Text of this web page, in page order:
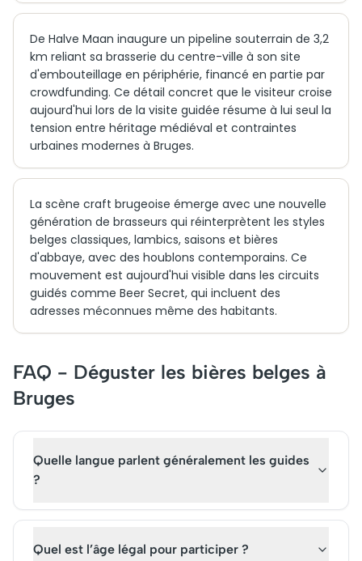
De Halve Maan inaugure un pipeline souterrain de 3,2
km reliant sa brasserie du centre-ville à son site
d'embouteillage en périphérie, financé en partie par
crowdfunding. Ce détail concret que le visiteur croise
aujourd'hui lors de la visite guidée résume à lui seul la
tension entre héritage médiéval et contraintes
urbaines modernes à Bruges.
La scène craft brugeoise émerge avec une nouvelle
génération de brasseurs qui réinterprètent les styles
belges classiques, lambics, saisons et bières
d'abbaye, avec des houblons contemporains. Ce
mouvement est aujourd'hui visible dans les circuits
guidés comme Beer Secret, qui incluent des
adresses méconnues même des habitants.
FAQ - Déguster les bières belges à
Bruges
Quelle langue parlent généralement les guides
?
Quel est l’âge légal pour participer ?